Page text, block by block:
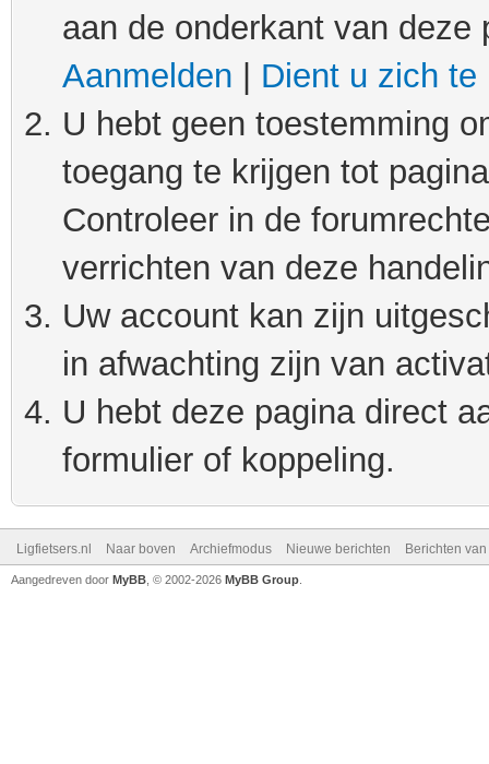
aan de onderkant van
Aanmelden
Dient u zich te
U hebt geen toestemming
toegang te krijgen tot
Controleer in de
verrichten van deze
Uw account kan zijn
in afwachting zijn van
U hebt deze pagina direct
formulier of koppeling.
Ligfietsers.nl Naar boven Archiefmodus Nieuwe berichten Berichten
Aangedreven door MyBB , © 2002-2026 MyBB Group